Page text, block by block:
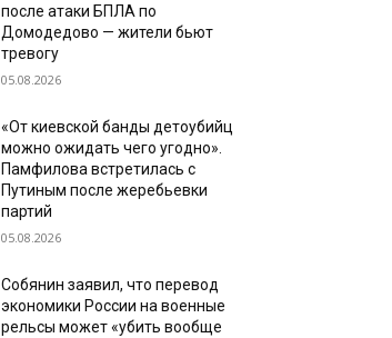
после атаки БПЛА по
Домодедово — жители бьют
тревогу
05.08.2026
«От киевской банды детоубийц
можно ожидать чего угодно».
Памфилова встретилась с
Путиным после жеребьевки
партий
05.08.2026
Собянин заявил, что перевод
экономики России на военные
рельсы может «убить вообще